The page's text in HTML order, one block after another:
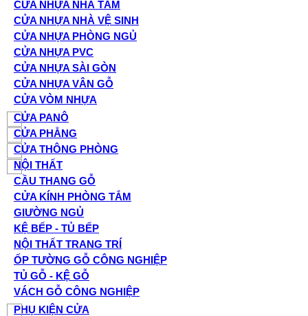
CỬA NHỰA NHÀ TẮM
CỬA NHỰA NHÀ VỆ SINH
CỬA NHỰA PHÒNG NGỦ
CỬA NHỰA PVC
CỬA NHỰA SÀI GÒN
CỬA NHỰA VÂN GỖ
CỬA VÒM NHỰA
CỬA PANÔ
CỬA PHẲNG
CỬA THÔNG PHÒNG
NỘI THẤT
CẦU THANG GỖ
CỬA KÍNH PHÒNG TẮM
GIƯỜNG NGỦ
KỆ BẾP - TỦ BẾP
NỘI THẤT TRANG TRÍ
ỐP TƯỜNG GỖ CÔNG NGHIỆP
TỦ GỖ - KỆ GỖ
VÁCH GỖ CÔNG NGHIỆP
PHỤ KIỆN CỬA